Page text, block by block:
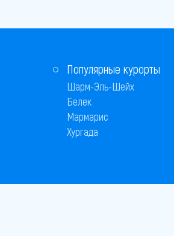
Популярные курорты
Шарм-Эль-Шейх
Белек
Мармарис
Хургада